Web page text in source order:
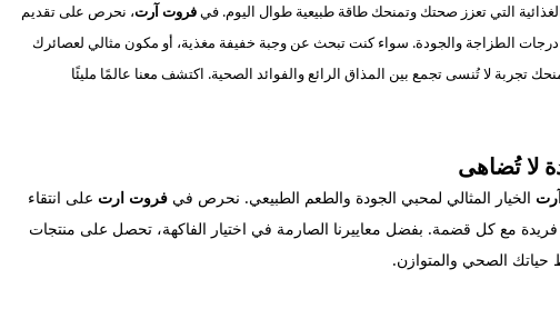
الغذائية التي تعزز صحتك وتمنحك طاقة طبيعية طوال اليوم. فيفروت آرت، نحرص على تقديم
درجات الطزاجة والجودة. سواء كنت تبحث عن وجبة خفيفة مغذية، أو مكون مثالي لعصائرك
تجربة لا تُنسى تجمع بين المذاق الرائع والفوائد الصحية. اكتشف معنا عالمًا مليئًا
لا تُضاهى
الخيار المثالي لمحبي الجودة والطعم الطبيعي. نحرص في فروت ارت على انتقاء
مع كل قضمة. بفضل معاييرنا الصارمة في اختيار الفاكهة، تحصل على منتجات
حياتك الصحي والمتوازن.